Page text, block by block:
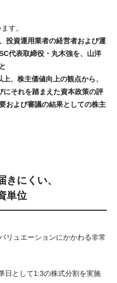
す。
投資運用業者の経営者および運
代表取締役・丸木強を、山洋
、株主価値向上の観点から、
にそれを踏まえた資本政策の評
および審議の結果としての株主
きにくい、
単位
リュエーションにかかわる非常
日として1:3の株式分割を実施